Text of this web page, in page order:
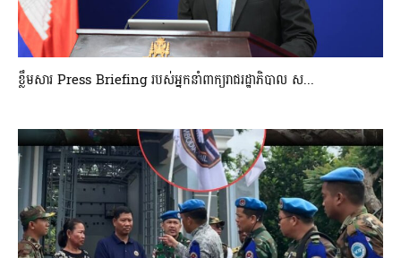
ខ្លឹមសារ Press Briefing របស់អ្នកនាំពាក្យរាជរដ្ឋាភិបាល ស...